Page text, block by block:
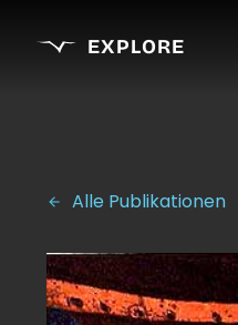
EXPLORE
Alle Publikationen